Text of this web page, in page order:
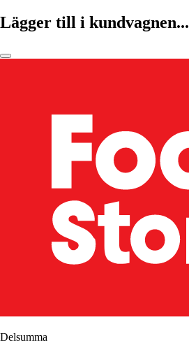
Lägger till i kundvagnen...
Delsumma